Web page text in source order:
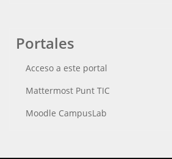
Portales
Acceso a este portal
Mattermost Punt TIC
Moodle CampusLab